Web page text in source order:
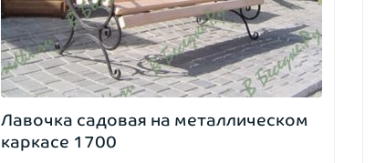
Лавочка садовая на металлическом
каркасе 1700